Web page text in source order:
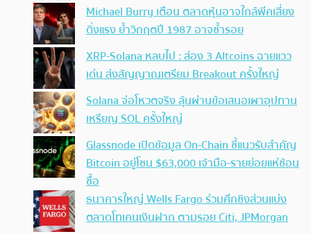
Michael Burry เตือน ตลาดหุ้นอาจใกล้พีคเสี่ยง
ดิ่งแรง ย้ำวิกฤตปี 1987 อาจซ้ำรอย
XRP-Solana หลบไป : ส่อง 3 Altcoins ฉายแวว
เด่น ส่งสัญญาณเตรียม Breakout ครั้งใหญ่
Solana จ่อโหวตจริง ลุ้นผ่านข้อเสนอเผาอุปทาน
เหรียญ SOL ครั้งใหญ่
Glassnode เปิดข้อมูล On-Chain ชี้แนวรับสำคัญ
Bitcoin อยู่โซน $63,000 เจ้ามือ-รายย่อยแห่ช้อน
ซื้อ
ธนาคารใหญ่ Wells Fargo ร่วมศึกชิงส่วนแบ่ง
ตลาดโทเคนเงินฝาก ตามรอย Citi, JPMorgan